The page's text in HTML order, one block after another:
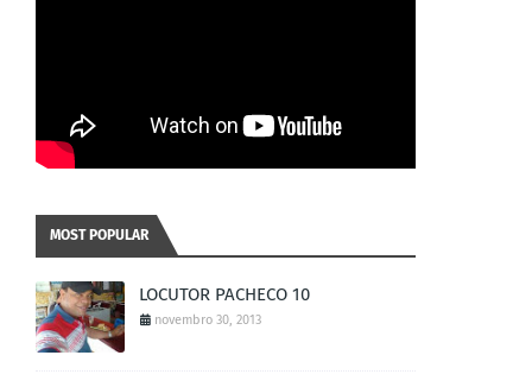
MOST POPULAR
LOCUTOR PACHECO 10
novembro 30, 2013